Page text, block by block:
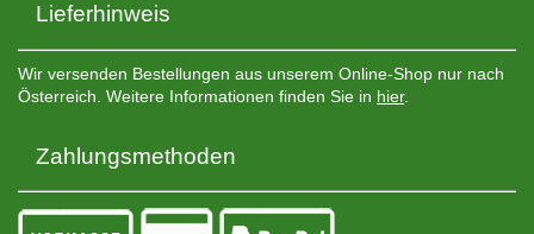
Lieferhinweis
Wir versenden Bestellungen aus unserem Online-Shop nur nach
Österreich. Weitere Informationen finden Sie in hier.
Zahlungsmethoden